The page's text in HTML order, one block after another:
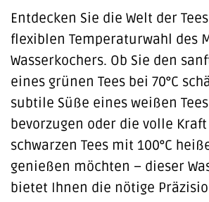
Entdecken Sie die Welt der
flexiblen Temperaturwahl des
Wasserkochers. Ob Sie den
eines grünen Tees bei 70°C
subtile Süße eines weißen Tees
bevorzugen oder die volle
schwarzen Tees mit 100°C
genießen möchten – dieser
bietet Ihnen die nötige